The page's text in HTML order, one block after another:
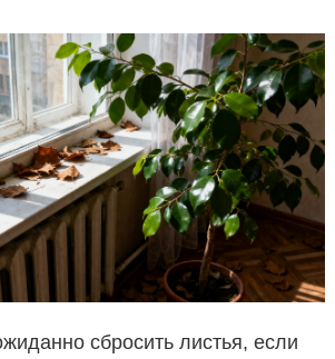
сбросить листья, если